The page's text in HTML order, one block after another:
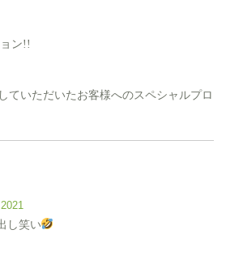
ン!!
ていただいたお客様へのスペシャルプロ
し笑い